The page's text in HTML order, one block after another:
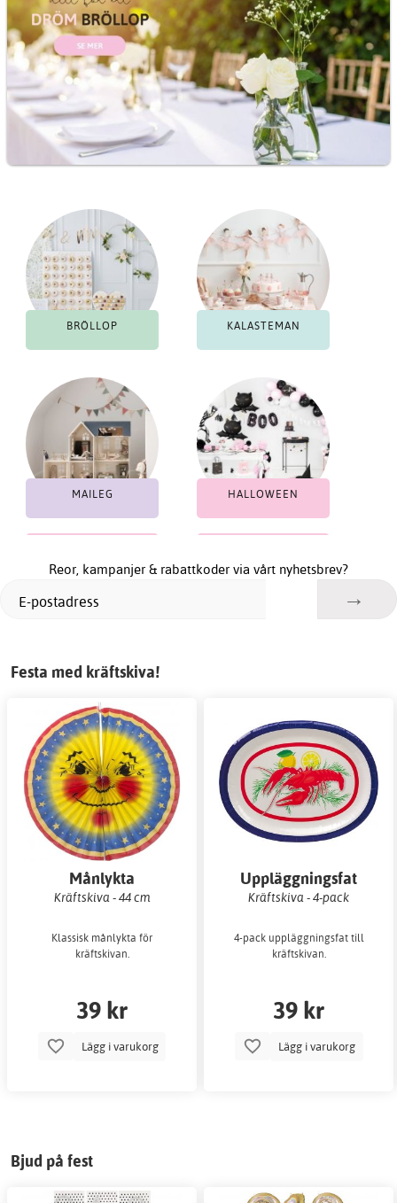
BRÖLLOP KALASTEMAN
MAILEG HALLOWEEN
KALAS BABY SHOWER
DOP BAKNING
ALLA FESTARTIKLAR FÄRGTEMAN
Reor, kampanjer & rabattkoder via vårt nyhetsbrev?
Festa med kräftskiva!
Månlykta
Kräftskiva - 44 cm
Klassisk månlykta för
kräftskivan.
39 kr
Lägg i varukorg
Uppläggningsfat
Kräftskiva - 4-pack
4-pack uppläggningsfat till
kräftskivan.
39 kr
Lägg i varukorg
Bjud på fest